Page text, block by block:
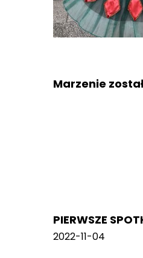
Marzenie
PIERWSZE
2022-11-04